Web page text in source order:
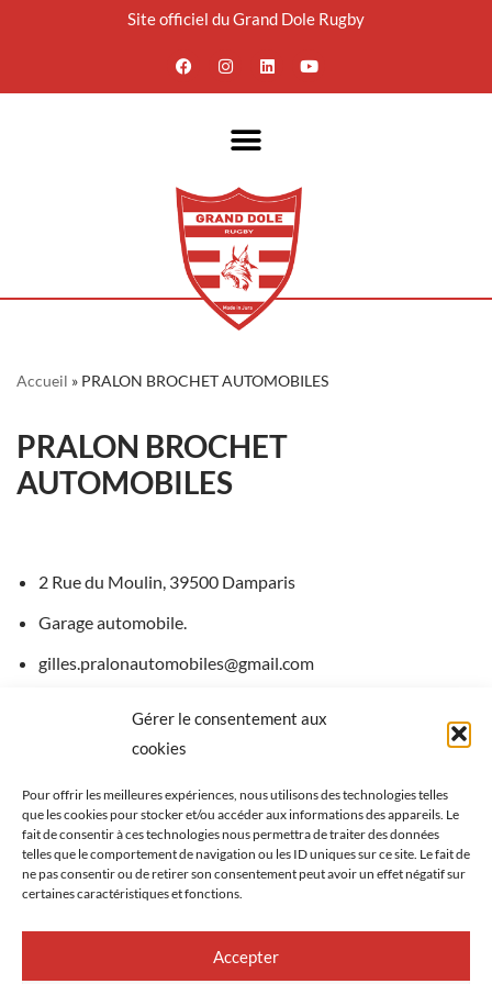
Gérer le consentement aux
cookies
Pour offrir les meilleures expériences, nous utilisons des technologies telles
que les cookies pour stocker et/ou accéder aux informations des appareils. Le
fait de consentir à ces technologies nous permettra de traiter des données
telles que le comportement de navigation ou les ID uniques sur ce site. Le fait de
ne pas consentir ou de retirer son consentement peut avoir un effet négatif sur
certaines caractéristiques et fonctions.
Accepter
au
Site officiel du Grand Dole Rugby
Accueil » PRALON BROCHET AUTOMOBILES
PRALON BROCHET
AUTOMOBILES
2 Rue du Moulin, 39500 Damparis
Garage automobile.
gilles.pralonautomobiles@gmail.com
03 84 71 42 36
Site internet